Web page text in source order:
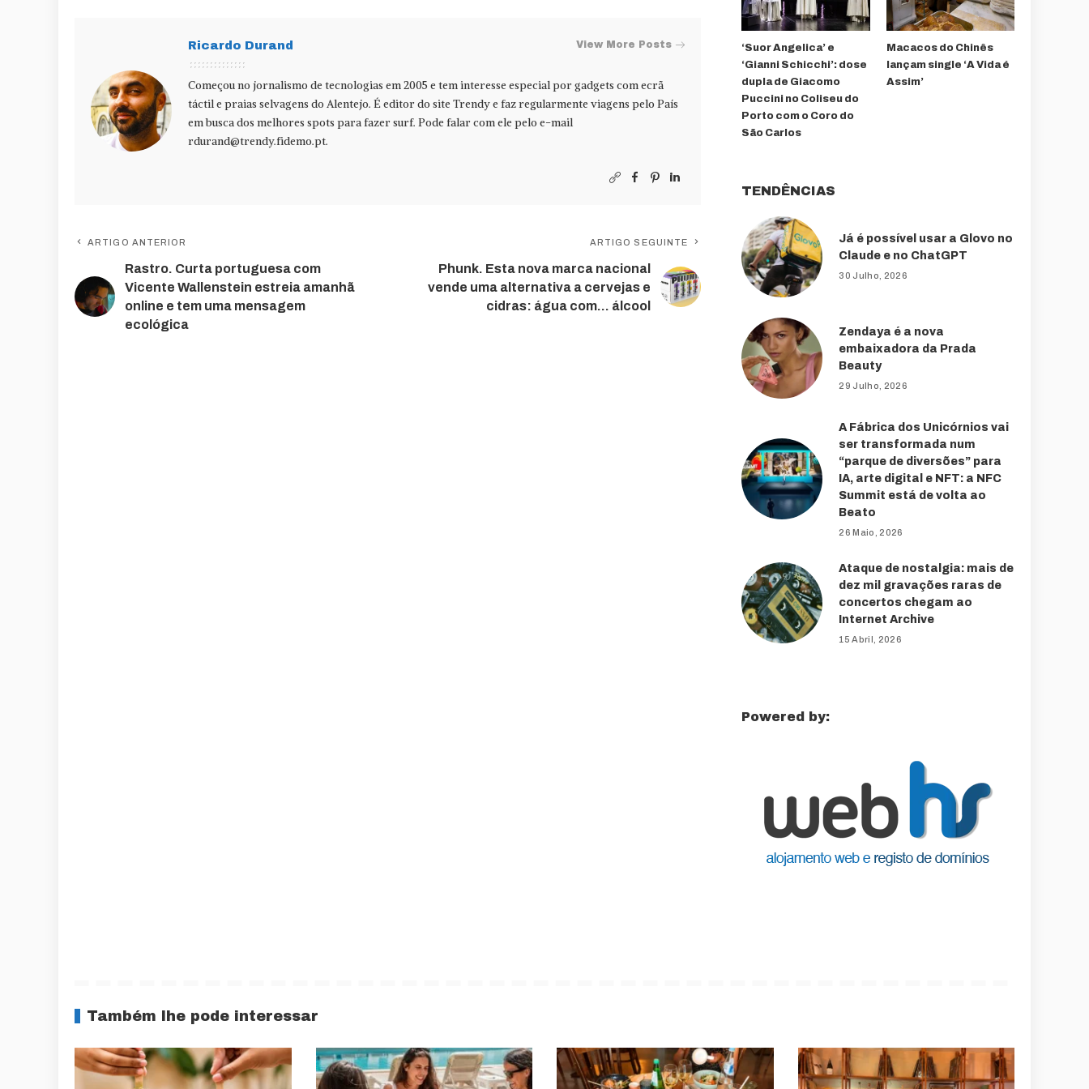
Ricardo Durand View More Posts
Começou no jornalismo de tecnologias em 2005 e tem interesse especial por gadgets com ecrã
táctil e praias selvagens do Alentejo. É editor do site Trendy e faz regularmente viagens pelo País
em busca dos melhores spots para fazer surf. Pode falar com ele pelo e-mail
rdurand@trendy.fidemo.pt.
ARTIGO ANTERIOR
Rastro. Curta portuguesa com
Vicente Wallenstein estreia amanhã
online e tem uma mensagem
ecológica
ARTIGO SEGUINTE
Phunk. Esta nova marca nacional
vende uma alternativa a cervejas e
cidras: água com… álcool
‘Suor Angelica’ e
‘Gianni Schicchi’: dose
dupla de Giacomo
Puccini no Coliseu do
Porto com o Coro do
São Carlos
Macacos do Chinês
lançam single ‘A Vida é
Assim’
TENDÊNCIAS
Já é possível usar a Glovo no
Claude e no ChatGPT
30 Julho, 2026
Zendaya é a nova
embaixadora da Prada
Beauty
29 Julho, 2026
A Fábrica dos Unicórnios vai
ser transformada num
“parque de diversões” para
IA, arte digital e NFT: a NFC
Summit está de volta ao
Beato
26 Maio, 2026
Ataque de nostalgia: mais de
dez mil gravações raras de
concertos chegam ao
Internet Archive
15 Abril, 2026
Powered by:
Também lhe pode interessar